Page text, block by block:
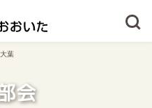
大葉
会